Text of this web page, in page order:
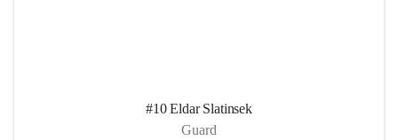
#10 Eldar Slatinsek
Guard